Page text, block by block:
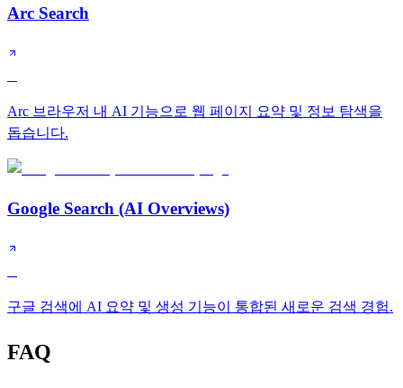
Arc Search
Arc 브라우저 내 AI 기능으로 웹 페이지 요약 및 정보 탐색을
돕습니다.
Google Search (AI Overviews)
구글 검색에 AI 요약 및 생성 기능이 통합된 새로운 검색 경험.
FAQ